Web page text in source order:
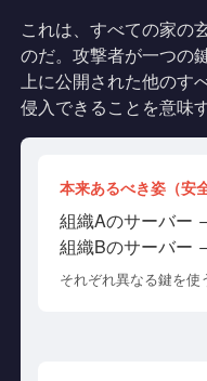
これは、すべての家の
のだ。攻撃者が一つの
上に公開された他のす
侵入できることを意味す
本来あるべき姿（安
組織Aのサーバー
組織Bのサーバー
それぞれ異なる鍵を